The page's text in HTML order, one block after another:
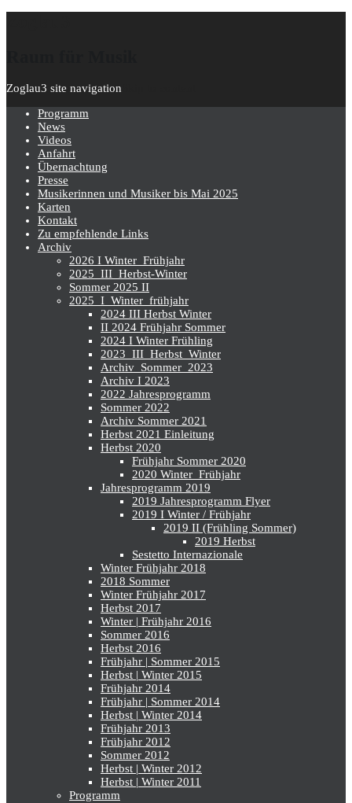
Zoglau3 site navigation
Programm
News
Videos
Anfahrt
Übernachtung
Presse
Musikerinnen und Musiker bis Mai 2025
Karten
Kontakt
Zu empfehlende Links
Archiv
2026 I Winter_Frühjahr
2025_III_Herbst-Winter
Sommer 2025 II
2025_I_Winter_frühjahr
2024 III Herbst Winter
II 2024 Frühjahr Sommer
2024 I Winter Frühling
2023_III_Herbst_Winter
Archiv_Sommer_2023
Archiv I 2023
2022 Jahresprogramm
Sommer 2022
Archiv Sommer 2021
Herbst 2021 Einleitung
Herbst 2020
Frühjahr Sommer 2020
2020 Winter_Frühjahr
Jahresprogramm 2019
2019 Jahresprogramm Flyer
2019 I Winter / Frühjahr
2019 II (Frühling Sommer)
2019 Herbst
Sestetto Internazionale
Winter Frühjahr 2018
2018 Sommer
Winter Frühjahr 2017
Herbst 2017
Winter | Frühjahr 2016
Sommer 2016
Herbst 2016
Frühjahr | Sommer 2015
Herbst | Winter 2015
Frühjahr 2014
Frühjahr | Sommer 2014
Herbst | Winter 2014
Frühjahr 2013
Frühjahr 2012
Sommer 2012
Herbst | Winter 2012
Herbst | Winter 2011
Programm